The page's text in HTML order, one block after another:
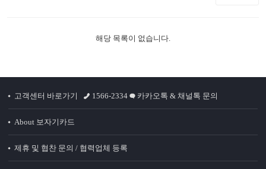
해당 목록이 없습니다.
고객센터 바로가기 1566-2334 카카오톡 & 채널톡 문의
About 보자기카드
제휴 및 협찬 문의 / 협력업체 등록